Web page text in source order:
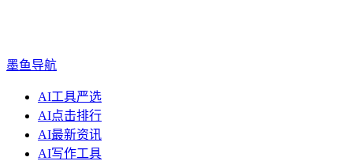
墨鱼导航
AI工具严选
AI点击排行
AI最新资讯
AI写作工具